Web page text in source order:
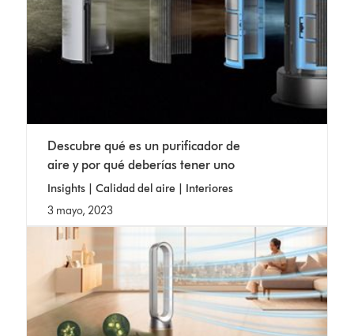
Descubre qué es un purificador de
aire y por qué deberías tener uno
Insights | Calidad del aire | Interiores
3 mayo, 2023